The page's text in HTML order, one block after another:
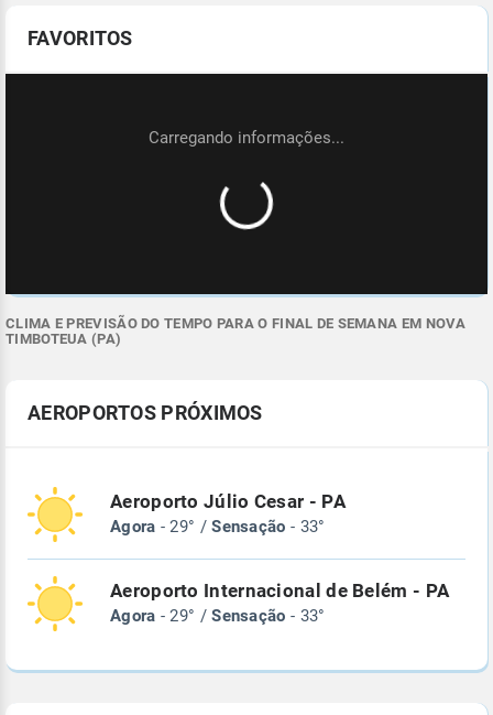
FAVORITOS
CLIMA E PREVISÃO DO TEMPO PARA O FINAL DE SEMANA EM NOVA
TIMBOTEUA (PA)
AEROPORTOS PRÓXIMOS
Aeroporto Júlio Cesar - PA
Agora - 29° /Sensação - 33°
Aeroporto Internacional de Belém - PA
Agora - 29° /Sensação - 33°